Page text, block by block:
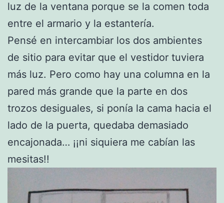
luz de la ventana porque se la comen toda
entre el armario y la estantería.
Pensé en intercambiar los dos ambientes
de sitio para evitar que el vestidor tuviera
más luz. Pero como hay una columna en la
pared más grande que la parte en dos
trozos desiguales, si ponía la cama hacia el
lado de la puerta, quedaba demasiado
encajonada… ¡¡ni siquiera me cabían las
mesitas!!